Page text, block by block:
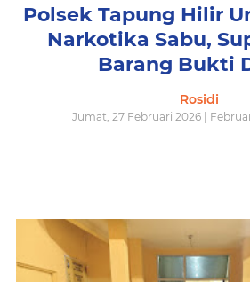
Polsek Tapung Hilir
Narkotika Sabu,
Barang Bukti
Rosidi
Jumat, 27 Februari 2026 |